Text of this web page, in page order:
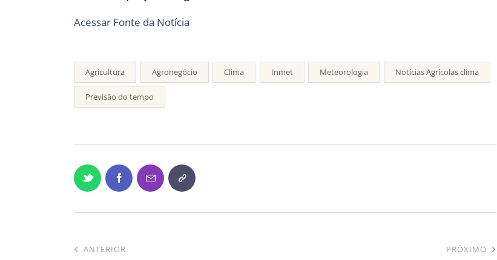
Acessar Fonte da Notícia
Agricultura Agronegócio Clima Inmet Meteorologia Notícias Agrícolas clima
Previsão do tempo
ANTERIOR PRÓXIMO